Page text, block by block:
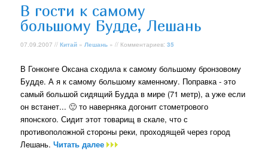
В гости к самому
большому Будде, Лешань
07.09.2007 //Китай »Лешань » // Комментариев:35
В Гонконге Оксана сходила к самому большому бронзовому
Будде. А я к самому большому каменному. Поправка - это
самый большой сидящий Будда в мире (71 метр), а уже если
он встанет... 🙂 то наверняка догонит стометрового
японского. Сидит этот товарищ в скале, что с
противоположной стороны реки, проходящей через город
Лешань.Читать далее